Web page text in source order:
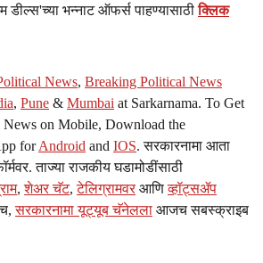
डील्स'च्या भन्नाट ऑफर्स पाहण्यासाठीक्लिक
News, Breaking Political News
, Pune & Mumbai at Sarkarnama. To Get
on Mobile, Download the
forAndroid and IOS. सरकारनामा आता
ताज्या राजकीय घडामोडींसाठी
,शेअर चॅट,टेलिग्रामवर आणिव्हॉट्सॲप
सरकारनामा यूट्यूब चॅनेलला आजच सबस्क्राइब